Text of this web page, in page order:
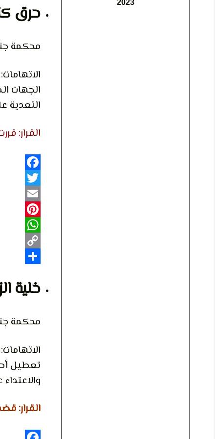
2023
حرق
محكمة
الجهات
التعدية
القرار: قررت
Facebook
Twitter
Email
Pinterest
WhatsApp
Copy
خلية
محكمة
تعطيل
القرار: